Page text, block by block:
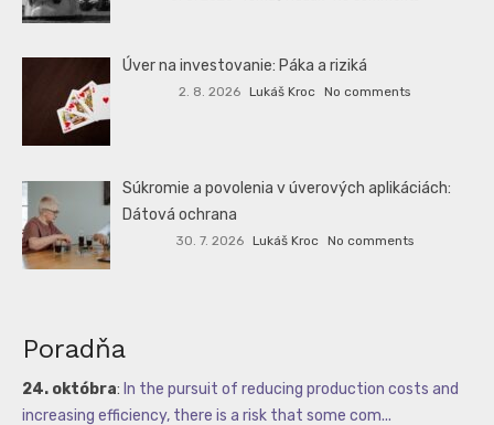
Úver na investovanie: Páka a riziká
2. 8. 2026 Lukáš Kroc No comments
Súkromie a povolenia v úverových aplikáciách:
Dátová ochrana
30. 7. 2026 Lukáš Kroc No comments
Poradňa
24. októbra: In the pursuit of reducing production costs and
increasing efficiency, there is a risk that some com...